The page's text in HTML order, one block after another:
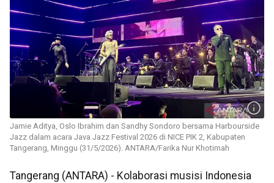
Jamie Aditya, Oslo Ibrahim dan Sandhy Sondoro bersama Harbourside
Jazz dalam acara Java Jazz Festival 2026 di NICE PIK 2, Kabupaten
Tangerang, Minggu (31/5/2026). ANTARA/Farika Nur Khotimah
Tangerang (ANTARA) - Kolaborasi musisi Indonesia